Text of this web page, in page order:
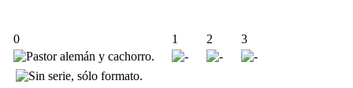
0 1 2 3